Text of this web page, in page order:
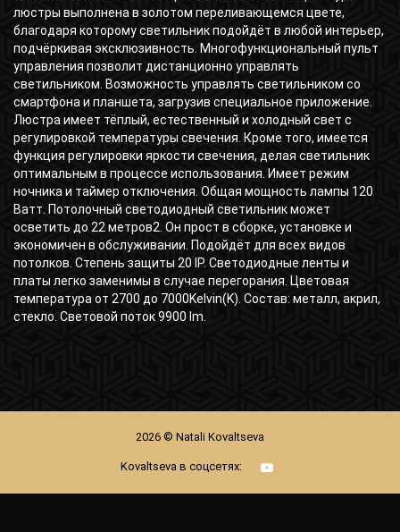
люстры выполнена в золотом переливающемся цвете,
благодаря которому светильник подойдёт в любой интерьер,
подчёркивая эксклюзивность. Многофункциональный пульт
управления позволит дистанционно управлять
светильником. Возможность управлять светильником со
смартфона и планшета, загрузив специальное приложение.
Люстра имеет тёплый, естественный и холодный свет с
регулировкой температуры свечения. Кроме того, имеется
функция регулировки яркости свечения, делая светильник
оптимальным в процессе использования. Имеет режим
ночника и таймер отключения. Общая мощность лампы 120
Ватт. Потолочный светодиодный светильник может
осветить до 22 метров2. Он прост в сборке, установке и
экономичен в обслуживании. Подойдёт для всех видов
потолков. Степень защиты 20 IP. Светодиодные ленты и
платы легко заменимы в случае перегорания. Цветовая
температура от 2700 до 7000Kelvin(K). Состав: металл, акрил,
стекло. Световой поток 9900 lm.
2026 © Natali Kovaltseva
Kovaltseva в соцсетях: